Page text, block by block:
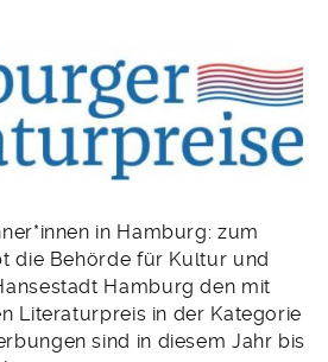
in Hamburg: zum
die Behörde für Kultur und
Hamburg den mit
Literaturpreis in der Kategorie
sind in diesem Jahr bis